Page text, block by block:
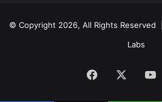
© Copyright 2026, All Rights Reserved
Labs
Facebook